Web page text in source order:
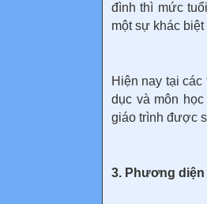
đình thì mức
một sự khác biệt
Hiện nay tại
dục và môn
giáo trình được
3. Phương